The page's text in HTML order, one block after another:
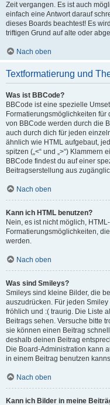
Zeit vergangen. Es ist auch
einfach eine Antwort darauf
dieses Boards beachtest! Es
triftigen Grund auf alte oder
Nach oben
Textformatierung und
Was ist BBCode?
BBCode ist eine spezielle
Formatierungsmöglichkeiten für
von BBCode werden durch die
auch durch dich für jeden
ähnlich wie HTML aufgebaut,
spitzen („<“ und „>“)
BBCode findest du auf einer
Beitragserstellung aus
Nach oben
Kann ich HTML benutzen?
Nein, es ist nicht möglich,
Formatierungsmöglichkeiten,
werden.
Nach oben
Was sind Smileys?
Smileys sind kleine Bilder, die
auszudrücken. Für jeden
fröhlich und :( traurig. Die Liste
Beitrags sehen. Versuche bitte
sie können einen Beitrag
deshalb deinen Beitrag
Die Board-Administration kann
in einem Beitrag benutzen
Nach oben
Kann ich Bilder in meine